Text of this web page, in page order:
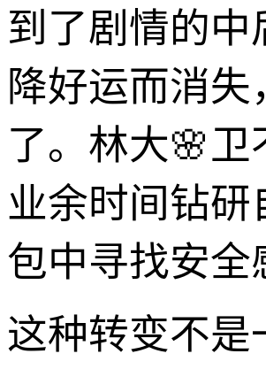
到了剧情的中
降好运而消
了。林大🌸
业余时间钻
包中寻找安全
这种转变不